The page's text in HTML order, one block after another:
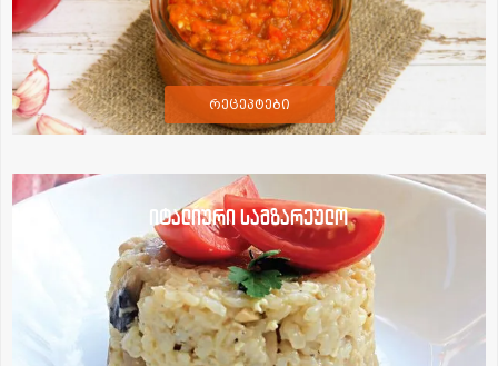
რეცეპტები
იტალიური სამზარეულო